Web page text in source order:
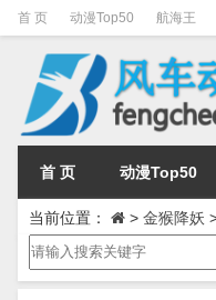
首 页 动漫Top50 航海王
首 页 动漫Top50
当前位置： > 金猴降妖